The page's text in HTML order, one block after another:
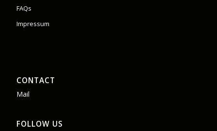
FAQs
Impressum
CONTACT
Mail
FOLLOW US